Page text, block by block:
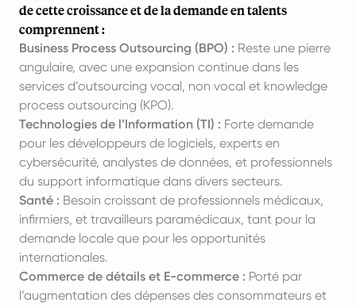
de cette croissance et de la demande en talents
comprennent :
Business Process Outsourcing (BPO) : Reste une pierre
angulaire, avec une expansion continue dans les
services d’outsourcing vocal, non vocal et knowledge
process outsourcing (KPO).
Technologies de l’Information (TI) : Forte demande
pour les développeurs de logiciels, experts en
cybersécurité, analystes de données, et professionnels
du support informatique dans divers secteurs.
Santé : Besoin croissant de professionnels médicaux,
infirmiers, et travailleurs paramédicaux, tant pour la
demande locale que pour les opportunités
internationales.
Commerce de détails et E-commerce : Porté par
l’augmentation des dépenses des consommateurs et